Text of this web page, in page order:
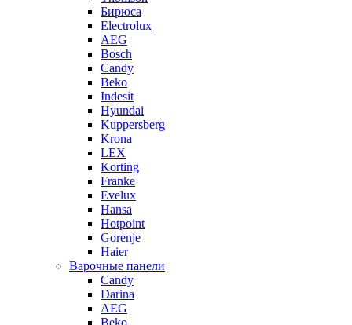
Бирюса
Electrolux
AEG
Bosch
Candy
Beko
Indesit
Hyundai
Kuppersberg
Krona
LEX
Korting
Franke
Evelux
Hansa
Hotpoint
Gorenje
Haier
Варочные панели
Candy
Darina
AEG